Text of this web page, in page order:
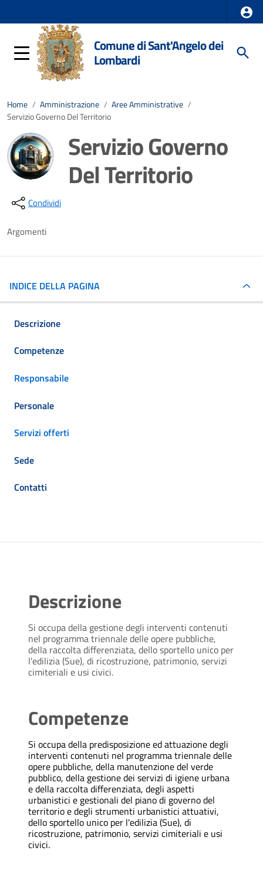
Comune di Sant'Angelo dei
Lombardi
Home / Amministrazione / Aree Amministrative /
Servizio Governo Del Territorio
Servizio Governo
Del Territorio
Condividi
Argomenti
INDICE DELLA PAGINA
Descrizione
Competenze
Responsabile
Personale
Servizi offerti
Sede
Contatti
Descrizione
Si occupa della gestione degli interventi contenuti
nel programma triennale delle opere pubbliche,
della raccolta differenziata, dello sportello unico per
l'edilizia (Sue), di ricostruzione, patrimonio, servizi
cimiteriali e usi civici.
Competenze
Si occupa della predisposizione ed attuazione degli
interventi contenuti nel programma triennale delle
opere pubbliche, della manutenzione del verde
pubblico, della gestione dei servizi di igiene urbana
e della raccolta differenziata, degli aspetti
urbanistici e gestionali del piano di governo del
territorio e degli strumenti urbanistici attuativi,
dello sportello unico per l'edilizia (Sue), di
ricostruzione, patrimonio, servizi cimiteriali e usi
civici.